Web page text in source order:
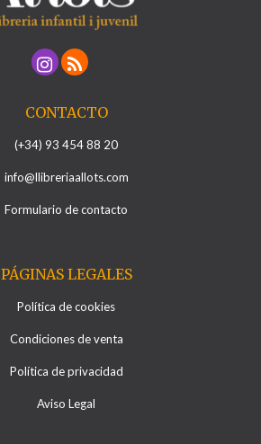
CONTACTO
(+34) 93 454 88 20
info@llibreriaallots.com
Formulario de contacto
PÁGINAS LEGALES
Política de cookies
Condiciones de venta
Política de privacidad
Aviso Legal